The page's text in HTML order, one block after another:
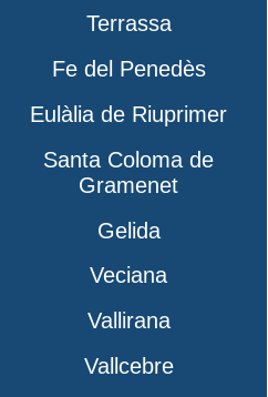
Terrassa
Fe del Penedès
Eulàlia de Riuprimer
Santa Coloma de
Gramenet
Gelida
Veciana
Vallirana
Vallcebre